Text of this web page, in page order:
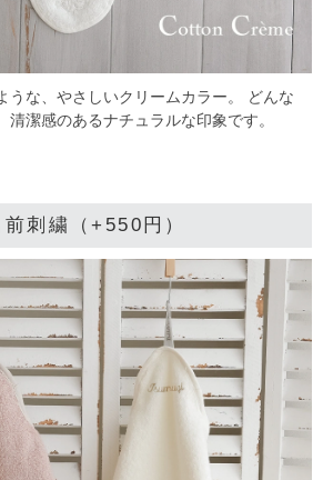
うな、やさしいクリームカラー。
どんな
清潔感のあるナチュラルな印象です。
前刺繍（+550円）